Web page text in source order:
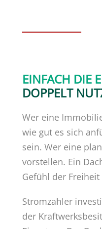
EINFACH DIE
DOPPELT
Wer eine
wie gut es sich
sein. Wer eine
vorstellen. Ein
Gefühl der
Stromzahler
der